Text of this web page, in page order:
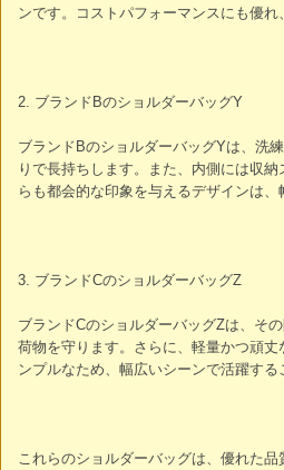
ンです。コストパフォーマンスにも優
2. ブランドBのショルダーバッグY
ブランドBのショルダーバッグYは、洗
りで長持ちします。また、内側には収
らも都会的な印象を与えるデザインは、
3. ブランドCのショルダーバッグZ
ブランドCのショルダーバッグZは、そ
荷物を守ります。さらに、軽量かつ頑
ンプルなため、幅広いシーンで活躍する
これらのショルダーバッグは、優れた